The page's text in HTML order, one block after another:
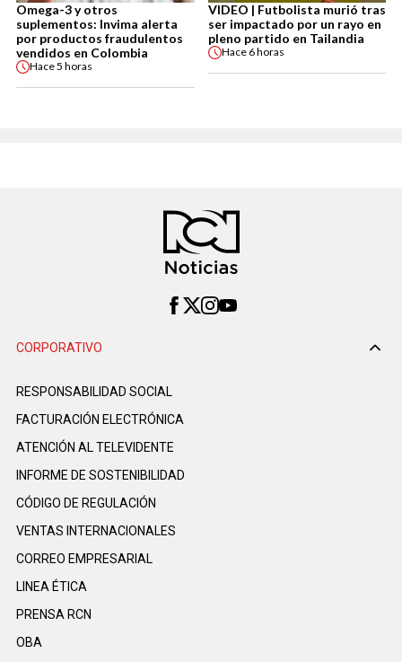
Omega-3 y otros
suplementos: Invima alerta
por productos fraudulentos
vendidos en Colombia
Hace5 horas
VIDEO | Futbolista murió tras
ser impactado por un rayo en
pleno partido en Tailandia
Hace 6 horas
CORPORATIVO
RESPONSABILIDAD SOCIAL
FACTURACIÓN ELECTRÓNICA
ATENCIÓN AL TELEVIDENTE
INFORME DE SOSTENIBILIDAD
CÓDIGO DE REGULACIÓN
VENTAS INTERNACIONALES
CORREO EMPRESARIAL
LINEA ÉTICA
PRENSA RCN
OBA